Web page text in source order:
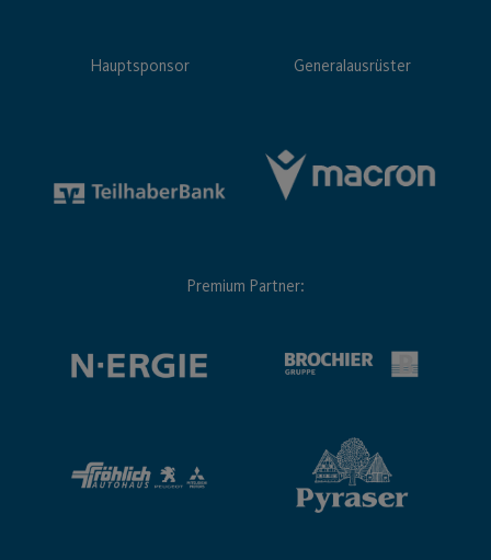
Hauptsponsor Generalausrüster
Premium Partner: